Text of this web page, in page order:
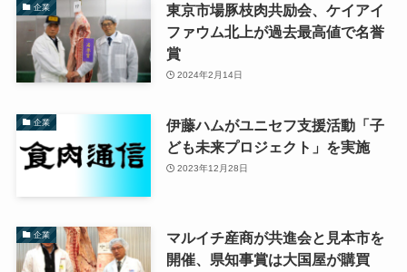
企業
東京市場豚枝肉共励会、ケイアイ
ファウム北上が過去最高値で名誉
賞
2024年2月14日
企業
伊藤ハムがユニセフ支援活動「子
ども未来プロジェクト」を実施
2023年12月28日
企業
マルイチ産商が共進会と見本市を
開催、県知事賞は大国屋が購買